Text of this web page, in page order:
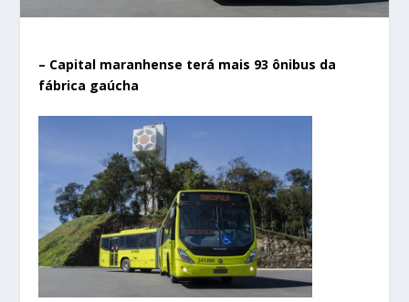
– Capital maranhense terá mais 93 ônibus da
fábrica gaúcha